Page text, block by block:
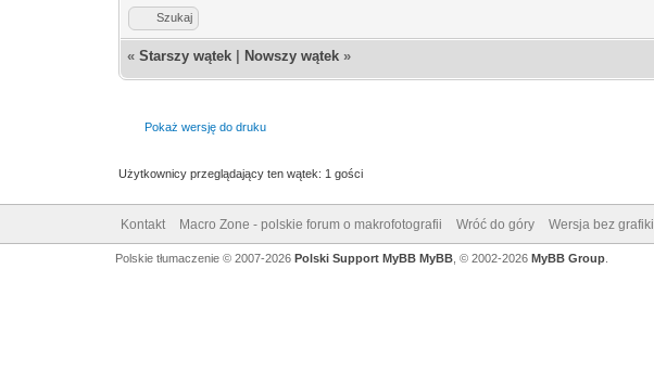
Szukaj
«Starszy wątek Nowszy wątek »
Pokaż wersję do druku
Użytkownicy przeglądający ten wątek: 1 gości
Kontakt Macro Zone - polskie forum o makrofotografii Wróć do góry Wersja bez grafiki
Polskie tłumaczenie © 2007-2026 Polski Support MyBB MyBB, © 2002-2026 MyBB Group.